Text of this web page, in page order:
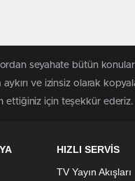
seyahate bütün
ve izinsiz olarak
ettiğiniz için teşekkür ederiz.
HIZLI SERVİS
TV Yayın Akışları